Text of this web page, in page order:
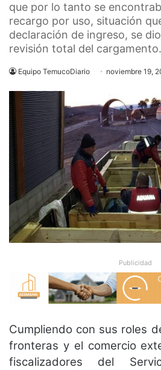
que por lo tanto se
recargo por uso, situación
declaración de ingreso, se
revisión total del cargamento.
Equipo TemucoDiario noviembre 19,
Publicidad
Cumpliendo con sus roles
fronteras y el comercio
fiscalizadores del